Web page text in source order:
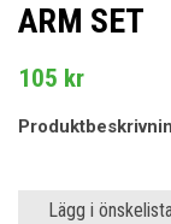
ARM SET
105 kr
Lägg i